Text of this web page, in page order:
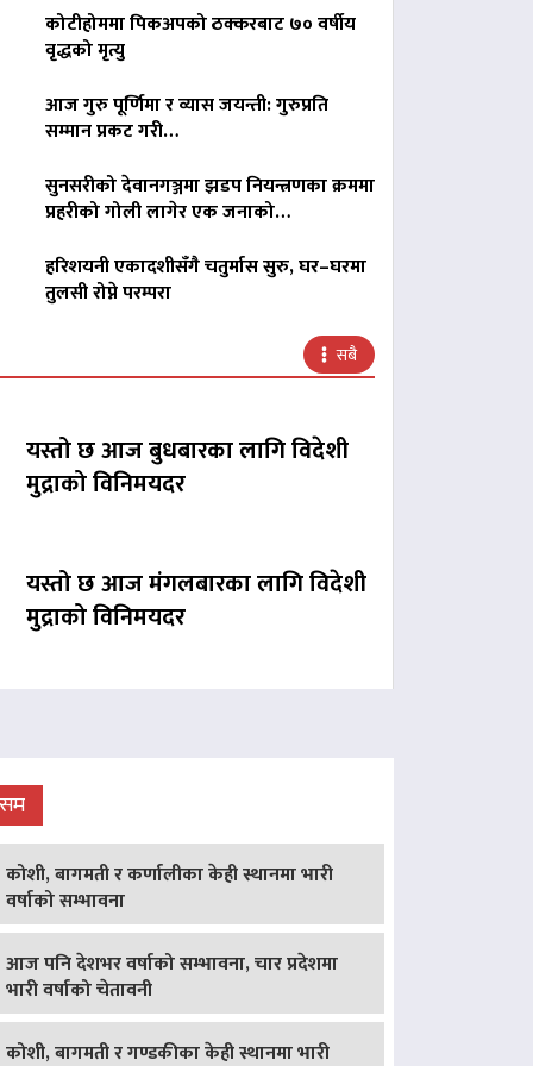
कोटीहोममा पिकअपको ठक्करबाट ७० वर्षीय
वृद्धको मृत्यु
आज गुरु पूर्णिमा र व्यास जयन्ती: गुरुप्रति
सम्मान प्रकट गरी…
सुनसरीको देवानगञ्जमा झडप नियन्त्रणका क्रममा
प्रहरीको गोली लागेर एक जनाको…
हरिशयनी एकादशीसँगै चतुर्मास सुरु, घर–घरमा
तुलसी रोप्ने परम्परा
सबै
यस्तो छ आज बुधबारका लागि विदेशी
मुद्राको विनिमयदर
यस्तो छ आज मंगलबारका लागि विदेशी
मुद्राको विनिमयदर
कोशी, बागमती र कर्णालीका केही स्थानमा भारी
वर्षाको सम्भावना
आज पनि देशभर वर्षाको सम्भावना, चार प्रदेशमा
भारी वर्षाको चेतावनी
कोशी, बागमती र गण्डकीका केही स्थानमा भारी